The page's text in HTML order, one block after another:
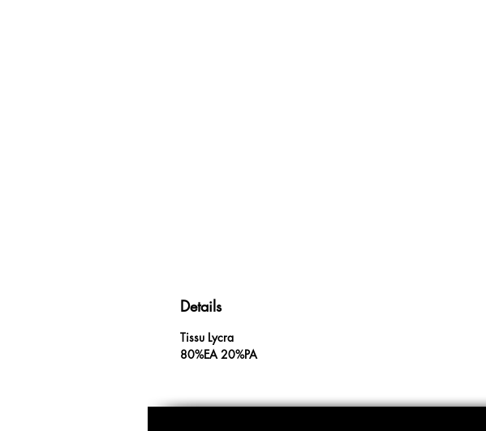
Details
Tissu Lycra
80%EA 20%PA